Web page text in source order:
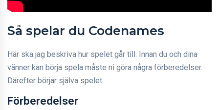
Så spelar du Codenames
Här ska jag beskriva hur spelet går till. Innan du och dina
vänner kan börja spela måste ni göra några förberedelser.
Därefter börjar själva spelet.
Förberedelser